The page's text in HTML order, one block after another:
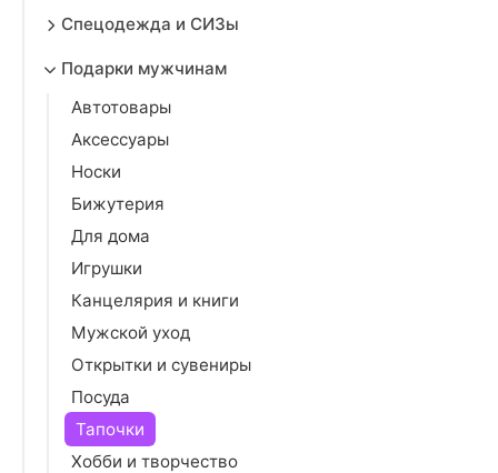
Спецодежда и СИЗы
Подарки мужчинам
Автотовары
Аксессуары
Носки
Бижутерия
Для дома
Игрушки
Канцелярия и книги
Мужской уход
Открытки и сувениры
Посуда
Тапочки
Хобби и творчество